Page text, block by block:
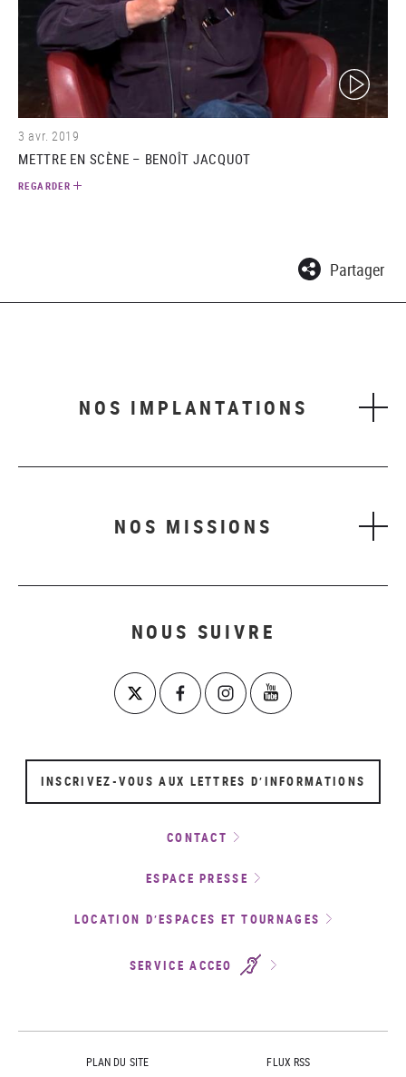
(video)
3 avr. 2019
METTRE EN SCÈNE – BENOÎT JACQUOT
REGARDER
Partager
NOS IMPLANTATIONS
NOS MISSIONS
NOUS SUIVRE
INSCRIVEZ-VOUS AUX LETTRES D’INFORMATIONS
CONTACT
ESPACE PRESSE
LOCATION D’ESPACES ET TOURNAGES
SERVICE ACCEO
PLAN DU SITE FLUX RSS